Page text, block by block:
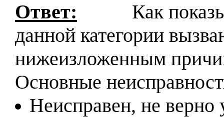
Ответ:
Как
данной категории
нижеизложенным
Основные
Неисправен, не верно